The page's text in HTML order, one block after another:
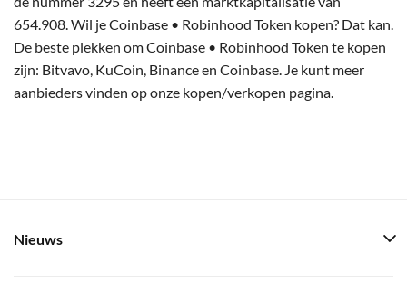
654.908. Wil je Coinbase • Robinhood Token kopen? Dat kan.
De beste plekken om Coinbase • Robinhood Token te kopen
zijn: Bitvavo, KuCoin, Binance en Coinbase. Je kunt meer
aanbieders vinden op onze kopen/verkopen pagina.
Nieuws